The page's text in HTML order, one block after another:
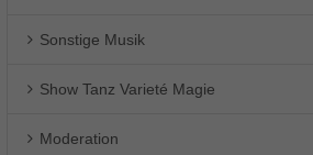
Sonstige Musik
Show Tanz Varieté Magie
Moderation